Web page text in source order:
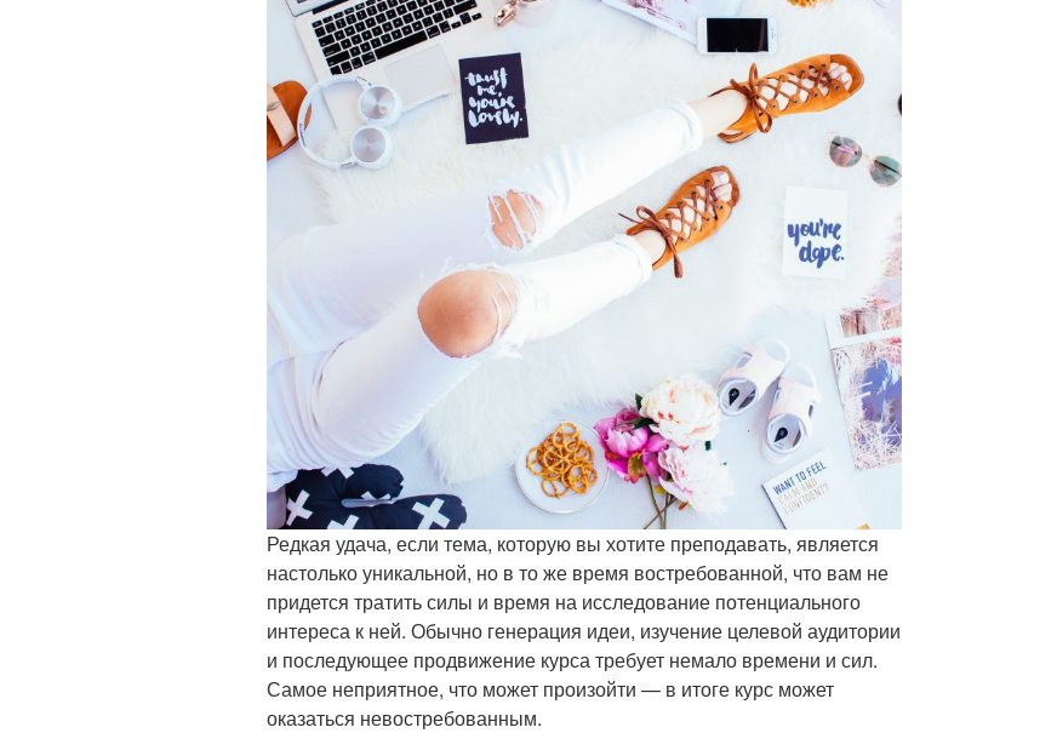
Редкая удача, если тема, которую вы хотите преподавать, является
настолько уникальной, но в то же время востребованной, что вам не
придется тратить силы и время на исследование потенциального
интереса к ней. Обычно генерация идеи, изучение целевой аудитории
и последующее продвижение курса требует немало времени и сил.
Самое неприятное, что может произойти — в итоге курс может
оказаться невостребованным.